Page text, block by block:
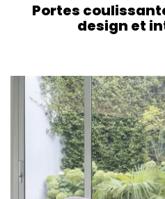
Portes
design et